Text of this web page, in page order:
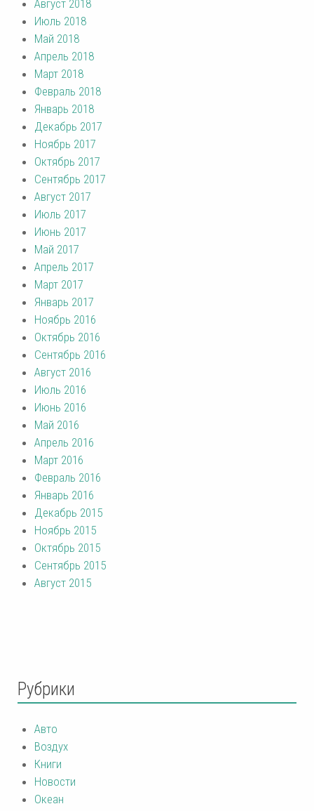
Август 2018
Июль 2018
Май 2018
Апрель 2018
Март 2018
Февраль 2018
Январь 2018
Декабрь 2017
Ноябрь 2017
Октябрь 2017
Сентябрь 2017
Август 2017
Июль 2017
Июнь 2017
Май 2017
Апрель 2017
Март 2017
Январь 2017
Ноябрь 2016
Октябрь 2016
Сентябрь 2016
Август 2016
Июль 2016
Июнь 2016
Май 2016
Апрель 2016
Март 2016
Февраль 2016
Январь 2016
Декабрь 2015
Ноябрь 2015
Октябрь 2015
Сентябрь 2015
Август 2015
Рубрики
Авто
Воздух
Книги
Новости
Океан